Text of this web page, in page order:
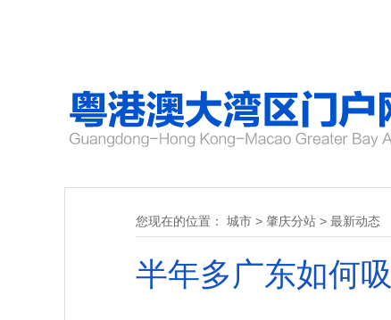
您现在的位置： 城市 > 肇庆分站 > 最新动态
半年多广东如何